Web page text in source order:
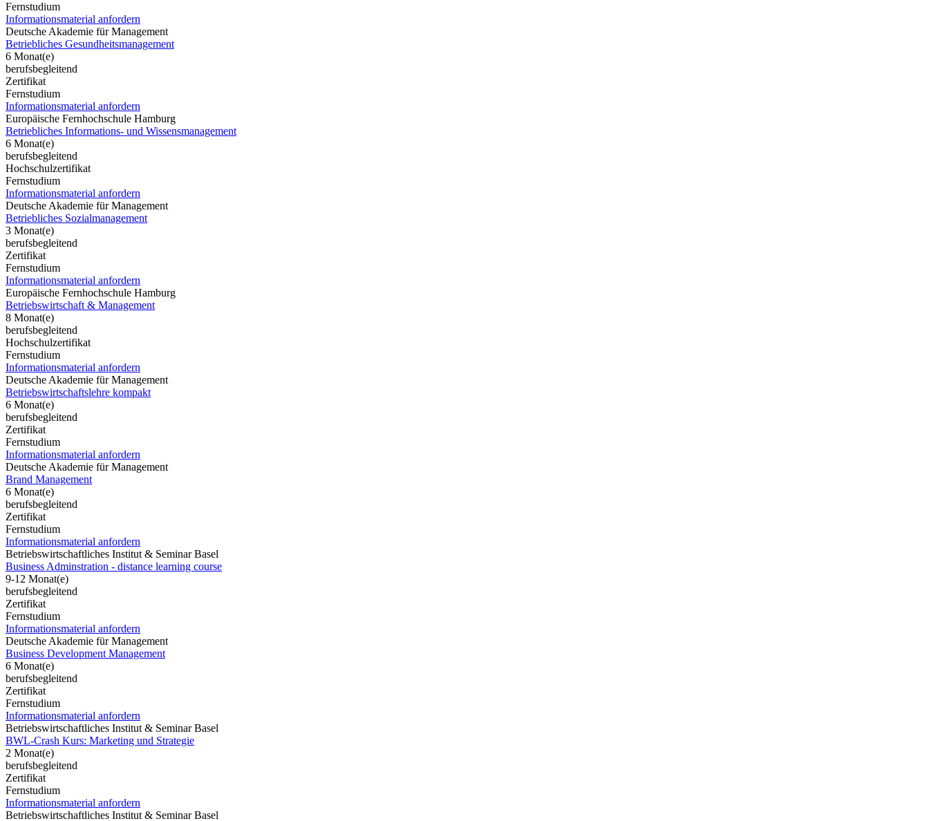
Fernstudium
Informationsmaterial anfordern
Deutsche Akademie für Management
Betriebliches Gesundheitsmanagement
6 Monat(e)
berufsbegleitend
Zertifikat
Fernstudium
Informationsmaterial anfordern
Europäische Fernhochschule Hamburg
Betriebliches Informations- und Wissensmanagement
6 Monat(e)
berufsbegleitend
Hochschulzertifikat
Fernstudium
Informationsmaterial anfordern
Deutsche Akademie für Management
Betriebliches Sozialmanagement
3 Monat(e)
berufsbegleitend
Zertifikat
Fernstudium
Informationsmaterial anfordern
Europäische Fernhochschule Hamburg
Betriebswirtschaft & Management
8 Monat(e)
berufsbegleitend
Hochschulzertifikat
Fernstudium
Informationsmaterial anfordern
Deutsche Akademie für Management
Betriebswirtschaftslehre kompakt
6 Monat(e)
berufsbegleitend
Zertifikat
Fernstudium
Informationsmaterial anfordern
Deutsche Akademie für Management
Brand Management
6 Monat(e)
berufsbegleitend
Zertifikat
Fernstudium
Informationsmaterial anfordern
Betriebswirtschaftliches Institut & Seminar Basel
Business Adminstration - distance learning course
9-12 Monat(e)
berufsbegleitend
Zertifikat
Fernstudium
Informationsmaterial anfordern
Deutsche Akademie für Management
Business Development Management
6 Monat(e)
berufsbegleitend
Zertifikat
Fernstudium
Informationsmaterial anfordern
Betriebswirtschaftliches Institut & Seminar Basel
BWL-Crash Kurs: Marketing und Strategie
2 Monat(e)
berufsbegleitend
Zertifikat
Fernstudium
Informationsmaterial anfordern
Betriebswirtschaftliches Institut & Seminar Basel